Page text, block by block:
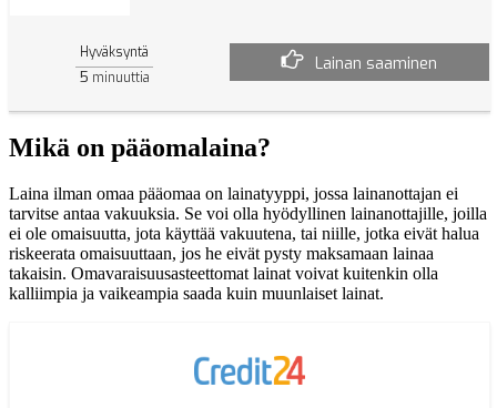
Hyväksyntä
5 minuuttia
Lainan saaminen
Mikä on pääomalaina?
Laina ilman omaa pääomaa on lainatyyppi, jossa lainanottajan ei
tarvitse antaa vakuuksia. Se voi olla hyödyllinen lainanottajille, joilla
ei ole omaisuutta, jota käyttää vakuutena, tai niille, jotka eivät halua
riskeerata omaisuuttaan, jos he eivät pysty maksamaan lainaa
takaisin. Omavaraisuusasteettomat lainat voivat kuitenkin olla
kalliimpia ja vaikeampia saada kuin muunlaiset lainat.